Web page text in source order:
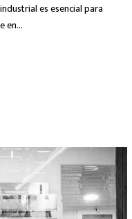
es esencial para
en...